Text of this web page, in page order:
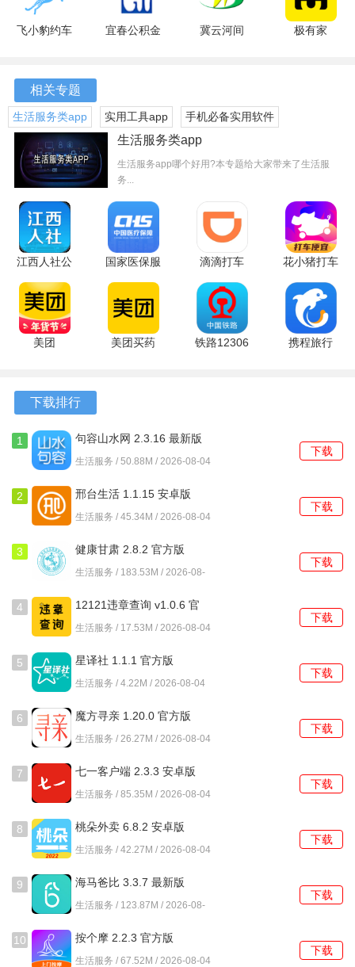
小泰助手通过智能互联技术，将不同品牌和类型的智能设备
进行整合，用户无需担心设备兼容性问题，轻松实现设备间
2、语音控制
通过语音指令来控制家中的设备，解放双手，让操作变得更
加轻松自然，适合各个年龄段的用户使用。
3、场景定制
根据自己的生活习惯，灵活设置场景模式，如“回家模
式”、“观影模式”等，轻松一键切换，提升生活品质。
4、远程监控
无论您身在何处，都能通过小泰助手对家中的电器进行远程
监控和控制，确保家庭安全，随时掌握家中动态。
软件功能
理效率。
2、具备智能报警功能，当家中设备出现异常情况时，用户会
及时收到通知，确保安全。
3、提供设备使用统计，查看各类设备的使用情况，帮助优化
家庭能源管理。
4、实现环境监测，实时监控室内空气质量、温湿度等信息，
创造更健康的居住环境。
5、支持定时任务设置，为设备设定自动开启或关闭的时间，
享受更智能的生活。
常见问题及解决方法
1、如何添加新的智能设备?
在小泰助手中，点击“添加设备”按钮，按照提示选择设备类型
并进行配对，完成后即可在应用中管理该设备。
2、设备无法连接怎么办?
网络下，并尝试重启设备或重新连接网络。
在应用中选择“场景管理”，点击“创建新场景”，根据需求选择
4、如何查看设备使用情况?
飞小豹约车
宜春公积金
冀云河间
极有家
相关专题
生活服务类app 实用工具app 手机必备实用软件
生活服务类app
生活服务app哪个好用?本专题给大家带来了生活服
务...
江西人社公
共服务平台
正式版
v1.9.1 安卓
版
国家医保服
务平台
1.3.30.8100
最新版
滴滴打车
app 8.0.6
最新版
花小猪打车
1.14.4 官方
美团
美团买药
铁路12306
携程旅行
下载排行
1 句容山水网 2.3.16 最新版
生活服务 / 50.88M / 2026-08-04
下载
2 邢台生活 1.1.15 安卓版
生活服务 / 45.34M / 2026-08-04
下载
3 健康甘肃 2.8.2 官方版
生活服务 / 183.53M / 2026-08-
下载
4
12121违章查询 v1.0.6 官
方版
生活服务 / 17.53M / 2026-08-04
下载
5 星译社 1.1.1 官方版
生活服务 / 4.22M / 2026-08-04
下载
6 魔方寻亲 1.20.0 官方版
生活服务 / 26.27M / 2026-08-04
下载
7 七一客户端 2.3.3 安卓版
生活服务 / 85.35M / 2026-08-04
下载
8 桃朵外卖 6.8.2 安卓版
生活服务 / 42.27M / 2026-08-04
下载
9 海马爸比 3.3.7 最新版
生活服务 / 123.87M / 2026-08-
下载
10 按个摩 2.2.3 官方版
生活服务 / 67.52M / 2026-08-04
下载